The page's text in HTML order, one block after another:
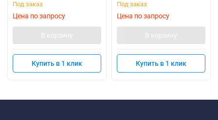
Под заказ
Цена по запросу
В корзину
Купить в 1 клик
Под заказ
Цена по запросу
В корзину
Купить в 1 клик